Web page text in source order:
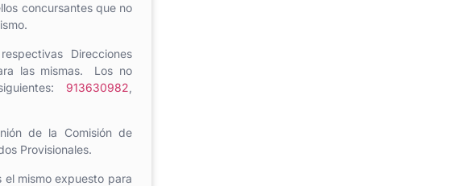
concursantes que no
Direcciones
las mismas. Los no
913630982,
de la Comisión de
Provisionales.
el mismo expuesto para